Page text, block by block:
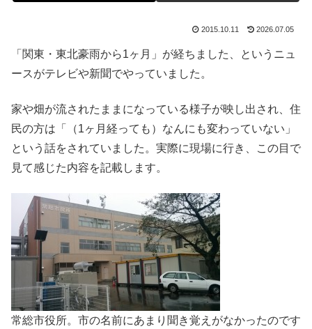
2015.10.11 2026.07.05
「関東・東北豪雨から1ヶ月」が経ちました、というニュ
ースがテレビや新聞でやっていました。
家や畑が流されたままになっている様子が映し出され、住
民の方は「（1ヶ月経っても）なんにも変わっていない」
という話をされていました。実際に現場に行き、この目で
見て感じた内容を記載します。
常総市役所。市の名前にあまり聞き覚えがなかったのです